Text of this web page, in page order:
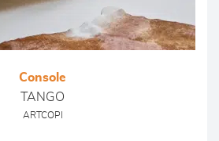
Console
TANGO
ARTCOPI